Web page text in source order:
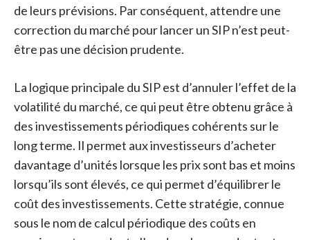
de leurs prévisions. Par conséquent, attendre une
correction du marché pour lancer un SIP n’est peut-
être pas une décision prudente.
La logique principale du SIP est d’annuler l’effet de la
volatilité du marché, ce qui peut être obtenu grâce à
des investissements périodiques cohérents sur le
long terme. Il permet aux investisseurs d’acheter
davantage d’unités lorsque les prix sont bas et moins
lorsqu’ils sont élevés, ce qui permet d’équilibrer le
coût des investissements. Cette stratégie, connue
sous le nom de calcul périodique des coûts en